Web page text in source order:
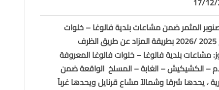
المثمر ضمن مشاعات بلدية فالوغا – خلوات
فالوغا لموسم العام 2025 /2026 بطريقة المزاد عن طريق الظرف
مشاعات بلدية فالوغا – خلوات فالوغا المعروفة
– الكشيكيش – الغابة – المسلخ الواقعة ضمن
، يحدها شرقا وشمالاً مشاع قرنايل ويحدها غرباً